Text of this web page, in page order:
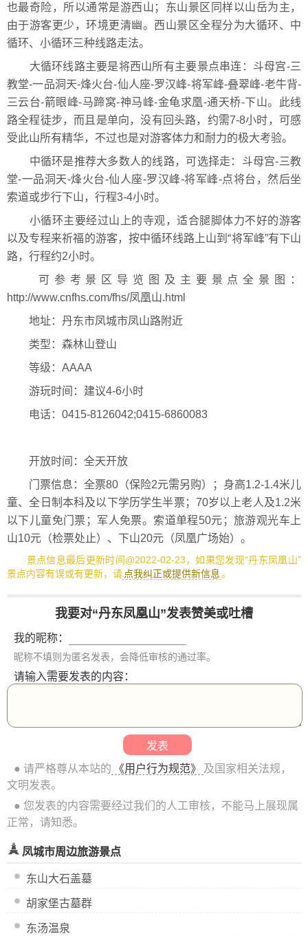
也最奇险，所以通常是游西山；东山景区同样以山岳为主，
由于游客更少，环境更清幽。西山景区全程分为大循环、中
循环、小循环三种线路走法。
大循环线路主要是将西山所有主要景点串连：斗母宫-三
教堂-一品洞天-烽火台-仙人座-罗汉峰-将军峰-叠翠峰-老牛背-
三云台-箭眼峰-马蹄窝-神马峰-金龟求凰-通天桥-下山。此线
路全程徒步，而且是单向，没有回头路，约需7-8小时，可感
受此山所有精华，不过也是对游客体力和耐力的极大考验。
中循环是推荐大多数人的线路，可选择走：斗母宫-三教
堂-一品洞天-烽火台-仙人座-罗汉峰-将军峰-点将台，然后坐
索道或步行下山，行程3-4小时。
小循环主要经过山上的寺观，适合腿脚体力不好的游客
以及专程来祈福的游客，按中循环线路上山到“将军峰”有下山
路，行程约2小时。
可参考景区导览图及主要景点全景图：
http://www.cnfhs.com/fhs/凤凰山.html
地址：丹东市凤城市凤山路附近
类型：森林山登山
等级：AAAA
游玩时间：建议4-6小时
电话：0415-8126042;0415-6860083
开放时间：全天开放
门票信息：全票80（保险2元需另购）；身高1.2-1.4米儿
童、全日制本科及以下学历学生半票；70岁以上老人及1.2米
以下儿童免门票；军人免票。索道单程50元；旅游观光车上
山10元（检票处止）、下山20元（凤凰广场始）。
景点信息最后更新时间@2022-02-23，如果您发现“丹东凤凰山”
景点内容有误或有更新，请 点我纠正或提供新信息。
我要对“丹东凤凰山”发表赞美或吐槽
我的昵称：
昵称不填则为匿名发表，会降低审核的通过率。
请输入需要发表的内容：
● 请严格尊从本站的 《用户行为规范》
及国家相关法规，
文明发表。
● 您发表的内容需要经过我们的人工审核，不能马上展现属
正常，请知悉。
凤城市周边旅游景点
东山大石盖墓
胡家堡古墓群
东汤温泉